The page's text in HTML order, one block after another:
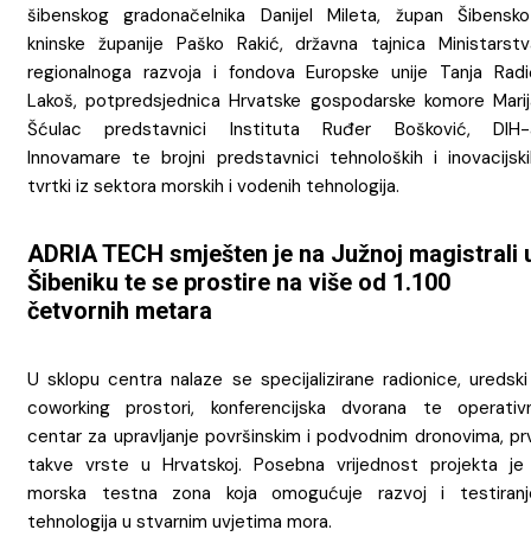
šibenskog gradonačelnika Danijel Mileta, župan
kninske županije Paško Rakić, državna tajnica
regionalnoga razvoja i fondova Europske unije Tanja
Lakoš, potpredsjednica Hrvatske gospodarske komore
Šćulac predstavnici Instituta Ruđer Bošković, DIH-
Innovamare te brojni predstavnici tehnoloških i
tvrtki iz sektora morskih i vodenih tehnologija.
ADRIA TECH smješten je na Južnoj magistrali
Šibeniku te se prostire na više od 1.100
četvornih metara
U sklopu centra nalaze se specijalizirane radionice,
coworking prostori, konferencijska dvorana te
centar za upravljanje površinskim i podvodnim dronovima,
takve vrste u Hrvatskoj. Posebna vrijednost projekta
morska testna zona koja omogućuje razvoj i
tehnologija u stvarnim uvjetima mora.